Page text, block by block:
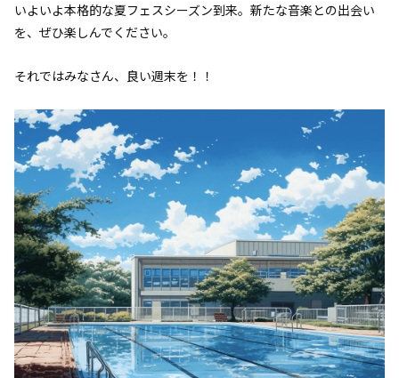
いよいよ本格的な夏フェスシーズン到来。新たな音楽との出会い
を、ぜひ楽しんでください。
それではみなさん、良い週末を！！